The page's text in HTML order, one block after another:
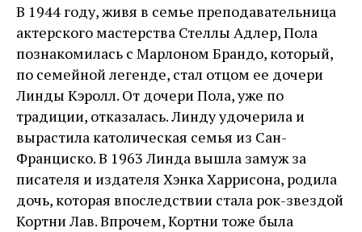
В 1944 году, живя в семье преподавательница
актерского мастерства Стеллы Адлер, Пола
познакомилась с Марлоном Брандо, который,
по семейной легенде, стал отцом ее дочери
Линды Кэролл. От дочери Пола, уже по
традиции, отказалась. Линду удочерила и
вырастила католическая семья из Сан-
Франциско. В 1963 Линда вышла замуж за
писателя и издателя Хэнка Харрисона, родила
дочь, которая впоследствии стала рок-звездой
Кортни Лав. Впрочем, Кортни тоже была